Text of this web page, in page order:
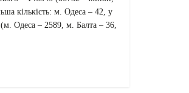
кількість: м. Одеса – 42, у
Одеса – 2589, м. Балта – 36,